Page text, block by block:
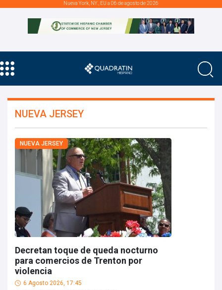
Nueva York, NY., EU a 06 de agosto de 2026
NUEVA JERSEY
NUEVA JERSEY
Decretan toque de queda nocturno
para comercios de Trenton por
violencia
6 Agosto 2026, 17:45